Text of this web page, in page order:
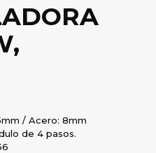
/ Acero: 8mm
de 4 pasos.